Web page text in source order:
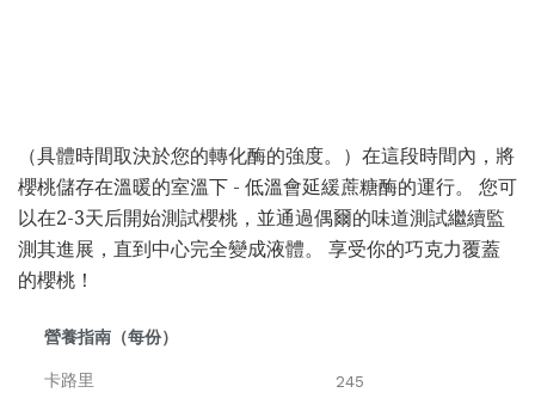
（具體時間取決於您的轉化酶的強度。）在這段時間內，將
櫻桃儲存在溫暖的室溫下 - 低溫會延緩蔗糖酶的運行。 您可
以在2-3天后開始測試櫻桃，並通過偶爾的味道測試繼續監
測其進展，直到中心完全變成液體。 享受你的巧克力覆蓋
的櫻桃！
營養指南（每份）
卡路里 245